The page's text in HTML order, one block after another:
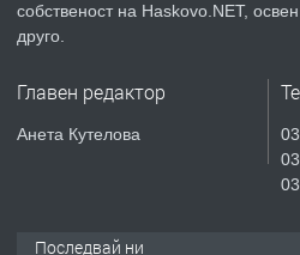
ПРЕДЛАГА
№4119
собственост на Haskovo.NET,
друго.
Главен редактор
Анета Кутелова
Последвай ни